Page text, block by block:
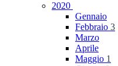
2020
Gennaio
Febbraio 3
Marzo
Aprile
Maggio 1